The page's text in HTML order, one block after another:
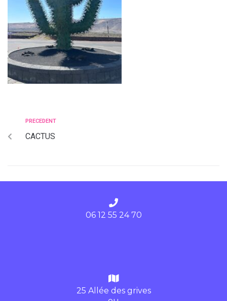
PRECEDENT
CACTUS
06 12 55 24 70
25 Allée des grives